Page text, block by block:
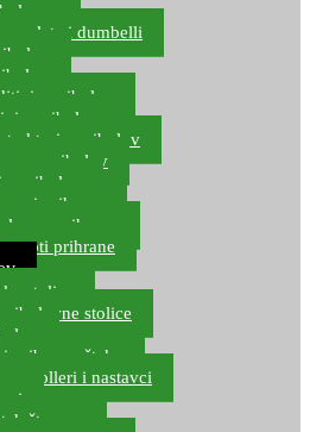
pelete i dumbelli
za ribolov
za ribolov
za ribolov
za ribolov
ribolov
i prihranu
prihranu
prihrane
stolice
ribolovne stolice
pribor za šteku
rolleri i nastavci
štapove